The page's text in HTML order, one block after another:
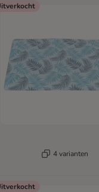
4 varianten